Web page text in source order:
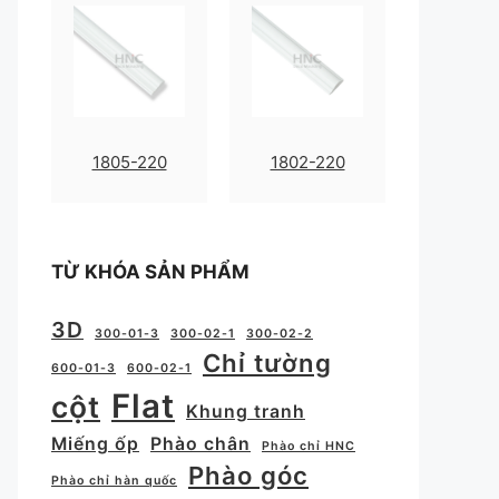
1805-220 1802-220
TỪ KHÓA SẢN PHẨM
3D 300-01-3 300-02-1 300-02-2
600-01-3 600-02-1 Chỉ tường
cột Flat
Khung tranh
Miếng ốp
Phào chân Phào chỉ HNC
Phào chỉ hàn quốc
Phào góc